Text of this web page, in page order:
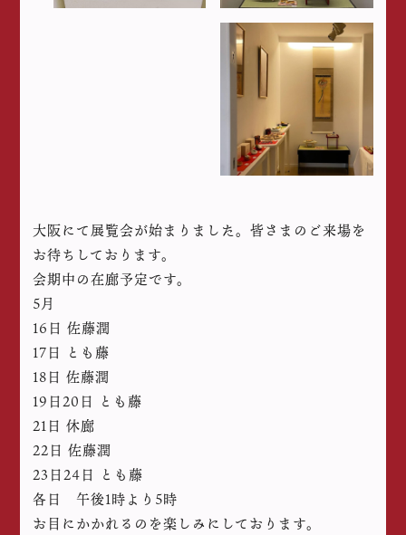
大阪にて展覧会が始まりました。皆さまのご来場を
お待ちしております。
会期中の在廊予定です。
5月
16日 佐藤潤
17日 とも藤
18日 佐藤潤
19日20日 とも藤
21日 休廊
22日 佐藤潤
23日24日 とも藤
各日 午後1時より5時
お目にかかれるのを楽しみにしております。